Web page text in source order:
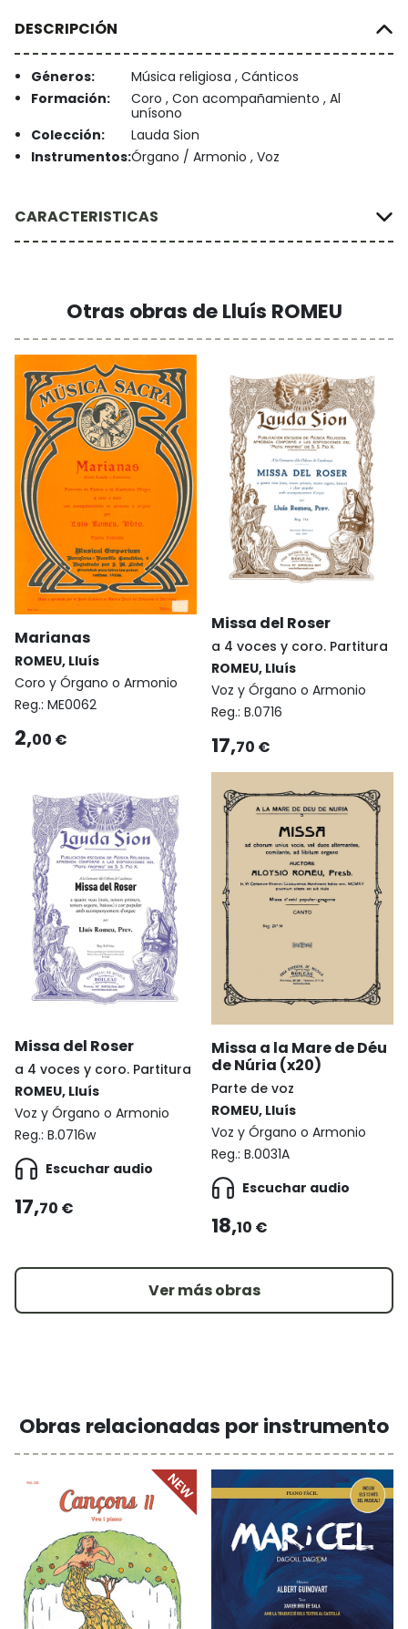
DESCRIPCIÓN
Géneros:
Música religiosa , Cánticos
Formación:
Coro , Con acompañamiento , Al
unísono
Colección:
Lauda Sion
Instrumentos:Órgano / Armonio , Voz
CARACTERISTICAS
Otras obras de Lluís ROMEU
Marianas
ROMEU, Lluís
Coro y Órgano o Armonio
Reg.: ME0062
2,00 €
Missa del Roser
a 4 voces y coro. Partitura
ROMEU, Lluís
Voz y Órgano o Armonio
Reg.: B.0716
17,70 €
Missa del Roser
a 4 voces y coro. Partitura
ROMEU, Lluís
Voz y Órgano o Armonio
Reg.: B.0716w
Escuchar audio
17,70 €
Missa a la Mare de Déu
de Núria (x20)
Parte de voz
ROMEU, Lluís
Voz y Órgano o Armonio
Reg.: B.0031A
Escuchar audio
18,10 €
Ver más obras
Obras relacionadas por instrumento